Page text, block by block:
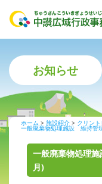
お知らせ
ホーム 施設紹介 クリン
一般廃棄物処理施設 維持管
一般廃棄物処理
月)